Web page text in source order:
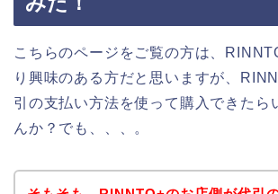
こちらのページをご覧の方は、
り興味のある方だと思いますが、
引の支払い方法を使って購入できたら
んか？でも、、、。